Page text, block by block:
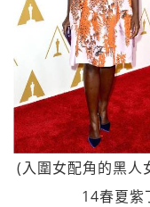
(入圍女配角的黑
14春夏紫